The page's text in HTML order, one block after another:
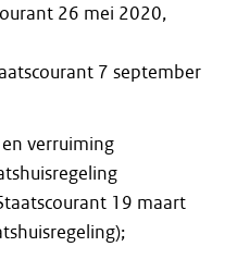
26 mei 2020,
7 september
verruiming
19 maart